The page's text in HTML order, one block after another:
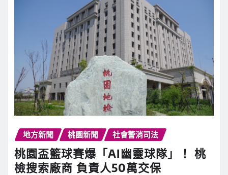
地方新聞 桃園新聞 社會警消司法
桃園盃籃球賽爆「AI幽靈球隊」！ 桃
檢搜索廠商 負責人50萬交保